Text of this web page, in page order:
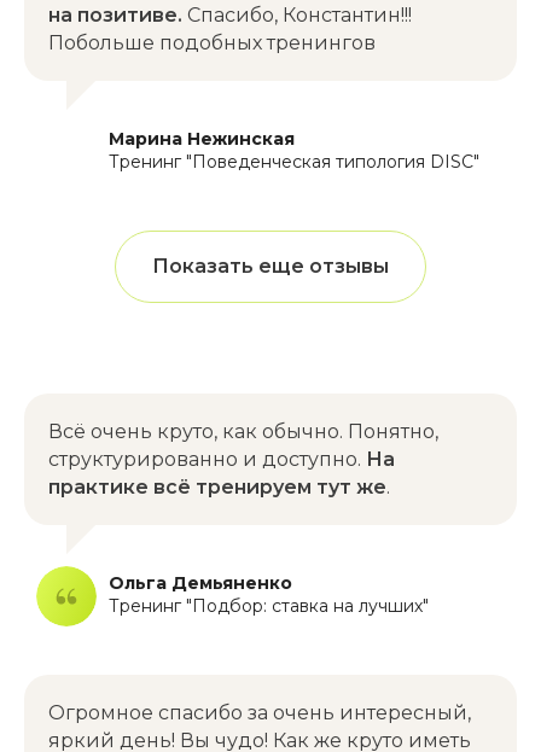
на позитиве. Спасибо, Константин!!!
Побольше подобных тренингов
Марина Нежинская
Тренинг "Поведенческая типология DISC"
Показать еще отзывы
Всё очень круто, как обычно. Понятно,
структурированно и доступно. На
практике всё тренируем тут же.
Ольга Демьяненко
Тренинг "Подбор: ставка на лучших"
Огромное спасибо за очень интересный,
яркий день! Вы чудо! Как же круто иметь
Мария Машарова
Бизнес-ассистент
01 729 30 38
+7